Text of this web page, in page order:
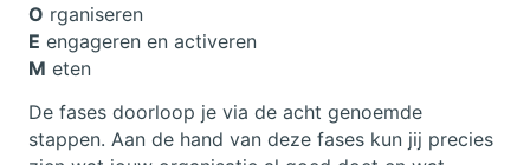
O rganiseren
E engageren en activeren
M eten
De fases doorloop je via de acht genoemde
stappen. Aan de hand van deze fases kun jij precies